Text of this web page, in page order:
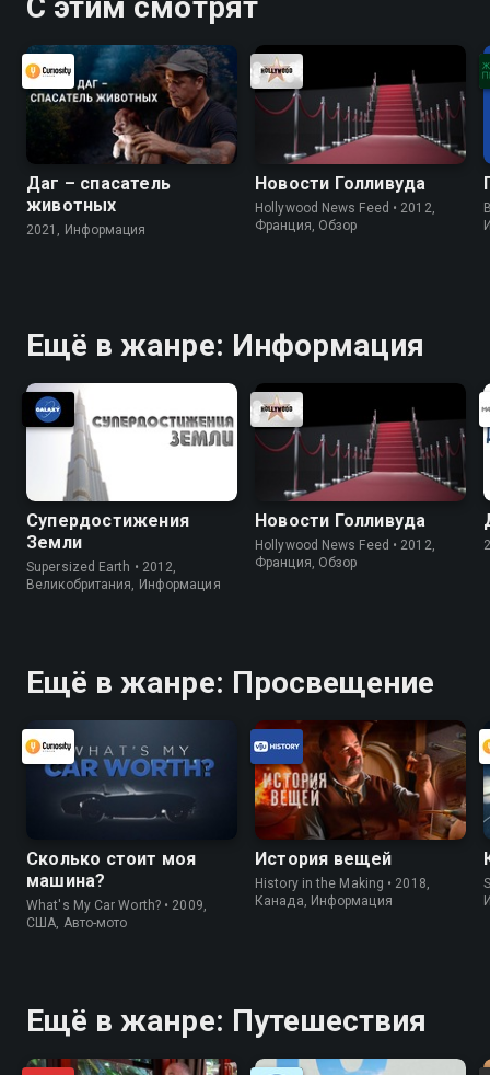
Даг – спасатель
животных
2021, Информация
Новости Голливуда
Hollywood News Feed • 2012,
Франция, Обзор
Ещё в жанре: Информация
Супердостижения
Земли
Supersized Earth • 2012,
Великобритания, Информация
Новости Голливуда
Hollywood News Feed • 2012,
Франция, Обзор
Ещё в жанре: Просвещение
Сколько стоит моя
машина?
What's My Car Worth? • 2009,
США, Авто-мото
История вещей
History in the Making • 2018,
Канада, Информация
Ещё в жанре: Путешествия